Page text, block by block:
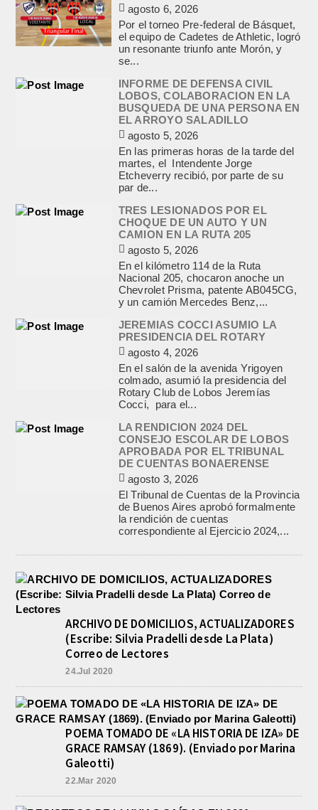
agosto 6, 2026
Por el torneo Pre-federal de Básquet,
el equipo de Cadetes de Athletic, logró
un resonante triunfo ante Morón, y
se...
INFORME DE DEFENSA CIVIL
LOBOS, COLABORACION EN LA
BUSQUEDA DE UNA PERSONA EN
EL ARROYO SALADILLO
agosto 5, 2026
En las primeras horas de la tarde del
martes, el Intendente Jorge
Etcheverry recibió, por parte de su
par de...
TRES LESIONADOS POR EL
CHOQUE DE UN AUTO Y UN
CAMION EN LA RUTA 205
agosto 5, 2026
En el kilómetro 114 de la Ruta
Nacional 205, chocaron anoche un
Chevrolet Prisma, patente AB045CG,
y un camión Mercedes Benz,...
JEREMIAS COCCI ASUMIO LA
PRESIDENCIA DEL ROTARY
agosto 4, 2026
En el salón de la avenida Yrigoyen
colmado, asumió la presidencia del
Rotary Club de Lobos Jeremías
Cocci, para el...
LA RENDICION 2024 DEL
CONSEJO ESCOLAR DE LOBOS
APROBADA POR EL TRIBUNAL
DE CUENTAS BONAERENSE
agosto 3, 2026
El Tribunal de Cuentas de la Provincia
de Buenos Aires aprobó formalmente
la rendición de cuentas
correspondiente al Ejercicio 2024,...
ARCHIVO DE DOMICILIOS, ACTUALIZADORES
(Escribe: Silvia Pradelli desde La Plata)
Correo de Lectores
24.Jul 2020
POEMA TOMADO DE «LA HISTORIA DE IZA» DE
GRACE RAMSAY (1869). (Enviado por Marina
Galeotti)
22.Mar 2020